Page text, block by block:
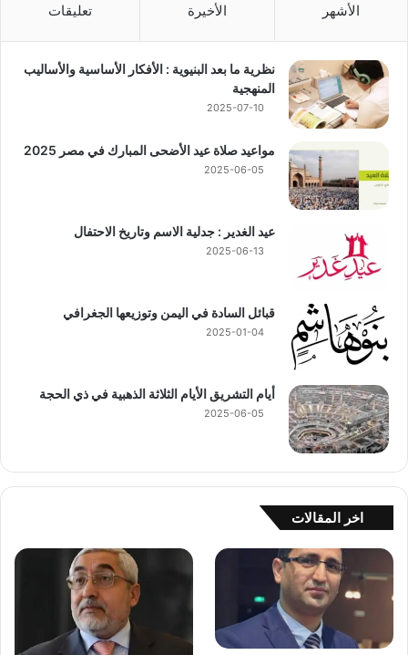
الأشهر الأخيرة تعليقات
نظرية ما بعد البنيوية : الأفكار الأساسية والأساليب
المنهجية
2025-07-10
مواعيد صلاة عيد الأضحى المبارك في مصر 2025
2025-06-05
عيد الغدير : جدلية الاسم وتاريخ الاحتفال
2025-06-13
قبائل السادة في اليمن وتوزيعها الجغرافي
2025-01-04
أيام التشريق الأيام الثلاثة الذهبية في ذي الحجة
2025-06-05
اخر المقالات